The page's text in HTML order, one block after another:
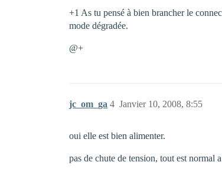
+1 As tu pensé à bien brancher le
mode dégradée.
@+
jc_om_ga Janvier 10, 2008, 8:55
4
oui elle est bien alimenter.
pas de chute de tension, tout est normal